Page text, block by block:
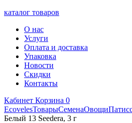
каталог товаров
О нас
Услуги
Оплата и доставка
Упаковка
Новости
Скидки
Контакты
Кабинет Корзина 0
EcovelesТоварыСеменаОвощи
Белый 13 Seedera, 3 г